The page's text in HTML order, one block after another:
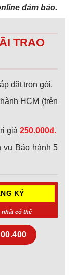
đảm bảo.
TRAO
đặt trọn gói.
HCM (trên
giá 250.000đ.
vụ Bảo hành 5
nhất có thể